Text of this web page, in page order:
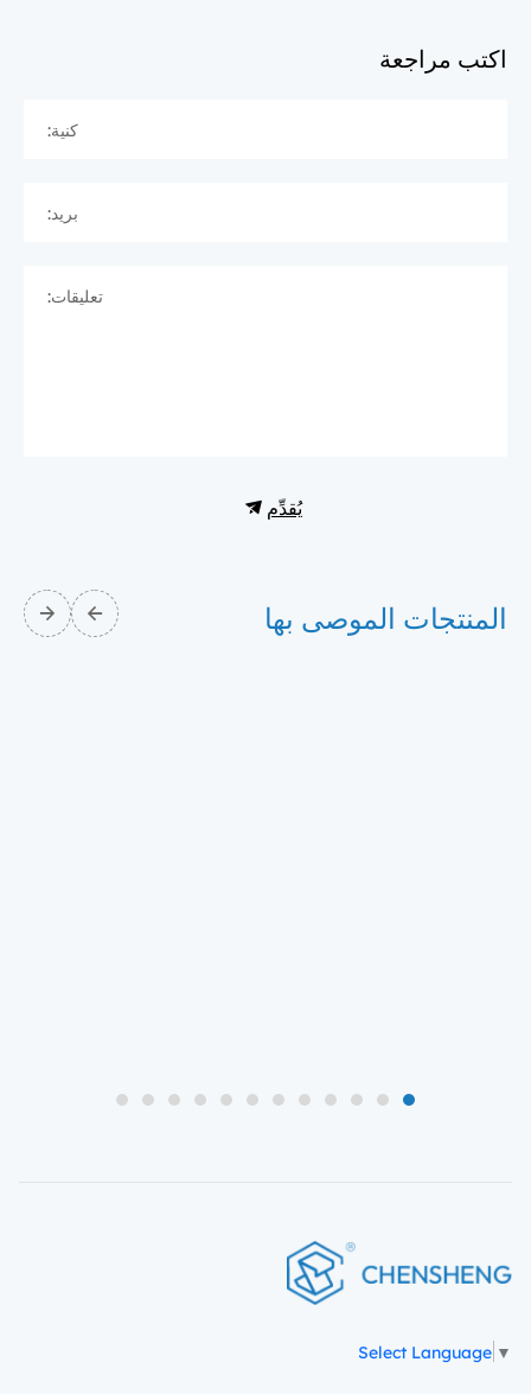
اكتب مراجعة
كنية:
بريد:
تعليقات:
يُقدِّم
المنتجات الموصى بها
1
2
3
4
5
6
7
8
9
10
11
12
Select Language ▼